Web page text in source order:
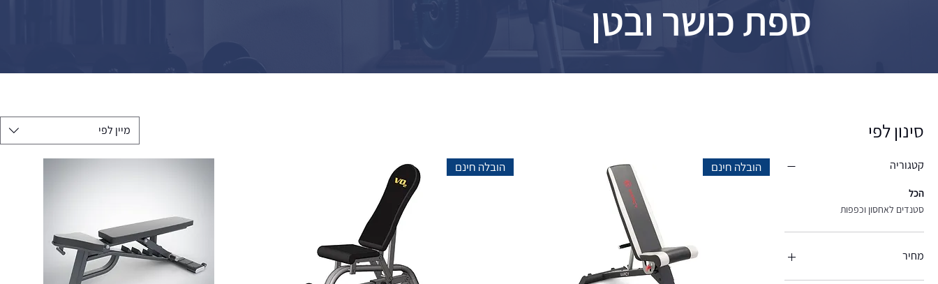
ספת כושר ובטן
סינון לפי
קטגוריה
הכל
סטנדים לאחסון וכפפות
מחיר
מיין לפי
הובלה חינם הובלה חינם